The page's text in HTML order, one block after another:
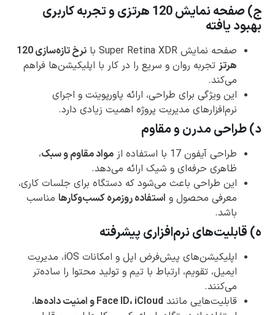
ج) صفحه نمایش 120 هرتزی و تجربه کاربری
بهبود یافته
صفحه نمایش Super Retina XDR با
نرخ تازه‌سازی 120
هرتز تجربه روان و سریع را در کار با اپلیکیشن‌ها فراهم
می‌کند.
این ویژگی برای طراحی، ارائه پاورپوینت و اجرای
نرم‌افزارهای مدیریت پروژه اهمیت زیادی دارد.
د) طراحی مدرن و مقاوم
طراحی آیفون 17 با استفاده از مواد مقاوم و سبک،
ظاهری حرفه‌ای و شیک ارائه می‌دهد.
این طراحی باعث می‌شود که دستگاه برای جلسات کاری،
معرفی محصول و استفاده روزمره کسب‌وکارها مناسب
باشد.
ه) قابلیت‌های نرم‌افزاری پیشرفته
اپلیکیشن‌های پیش‌فرض اپل و امکانات iOS، مدیریت
ایمیل، تقویم، ارتباط با تیم و تولید محتوا را ساده‌تر
می‌کنند.
قابلیت‌هایی مانند Face ID، iCloud و امنیت داده‌ها
،